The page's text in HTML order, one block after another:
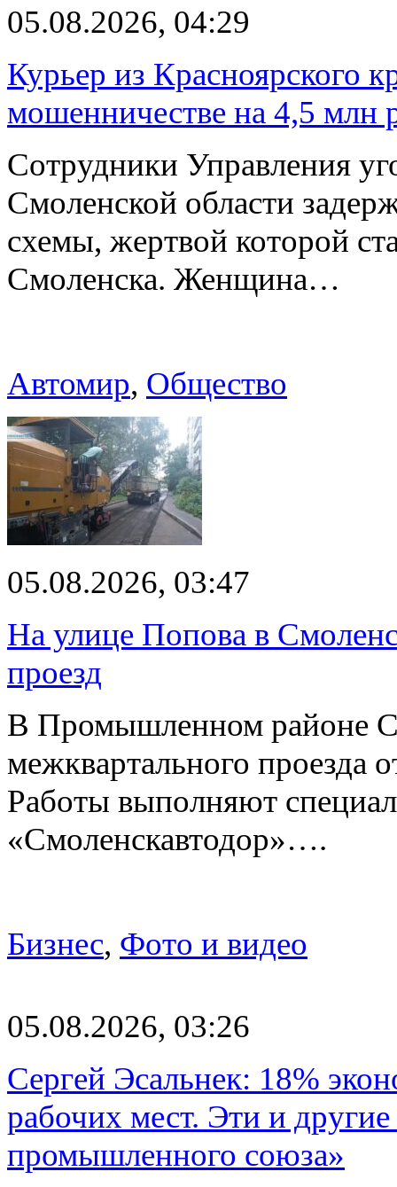
05.08.2026, 04:29
Курьер из Красноярского
мошенничестве на 4,5 млн
Сотрудники Управления
Смоленской области
схемы, жертвой которой
Смоленска. Женщина…
Автомир, Общество
05.08.2026, 03:47
На улице Попова в
проезд
В Промышленном районе
межквартального
Работы выполняют
«Смоленскавтодор»….
Бизнес, Фото и видео
05.08.2026, 03:26
Сергей Эсальнек: 18%
рабочих мест. Эти и
промышленного союза»